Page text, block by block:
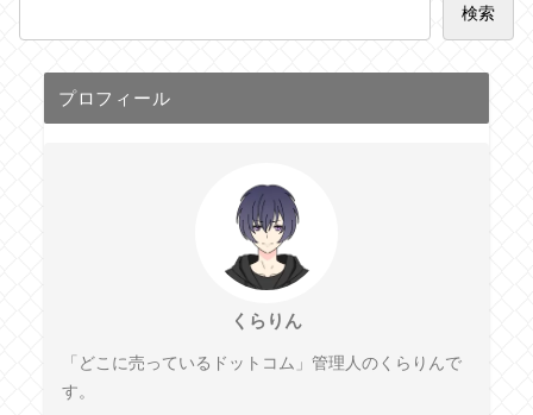
検索
プロフィール
くらりん
「どこに売っているドットコム」管理人のくらりんで
す。